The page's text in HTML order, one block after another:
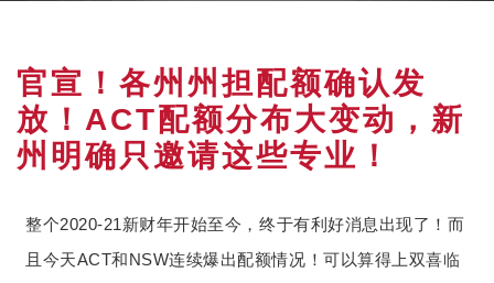
官宣！各州州担配额确认发
放！ACT配额分布大变动，新
州明确只邀请这些专业！
整个2020-21新财年开始至今，终于有利好消息出现了！而
且今天ACT和NSW连续爆出配额情况！可以算得上双喜临